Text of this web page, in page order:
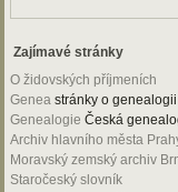
Zajímavé stránky
O židovských příjmeních
Genea stránky o genealogii
Genealogie Česká
Archiv hlavního města
Moravský zemský archiv
Staročeský slovník